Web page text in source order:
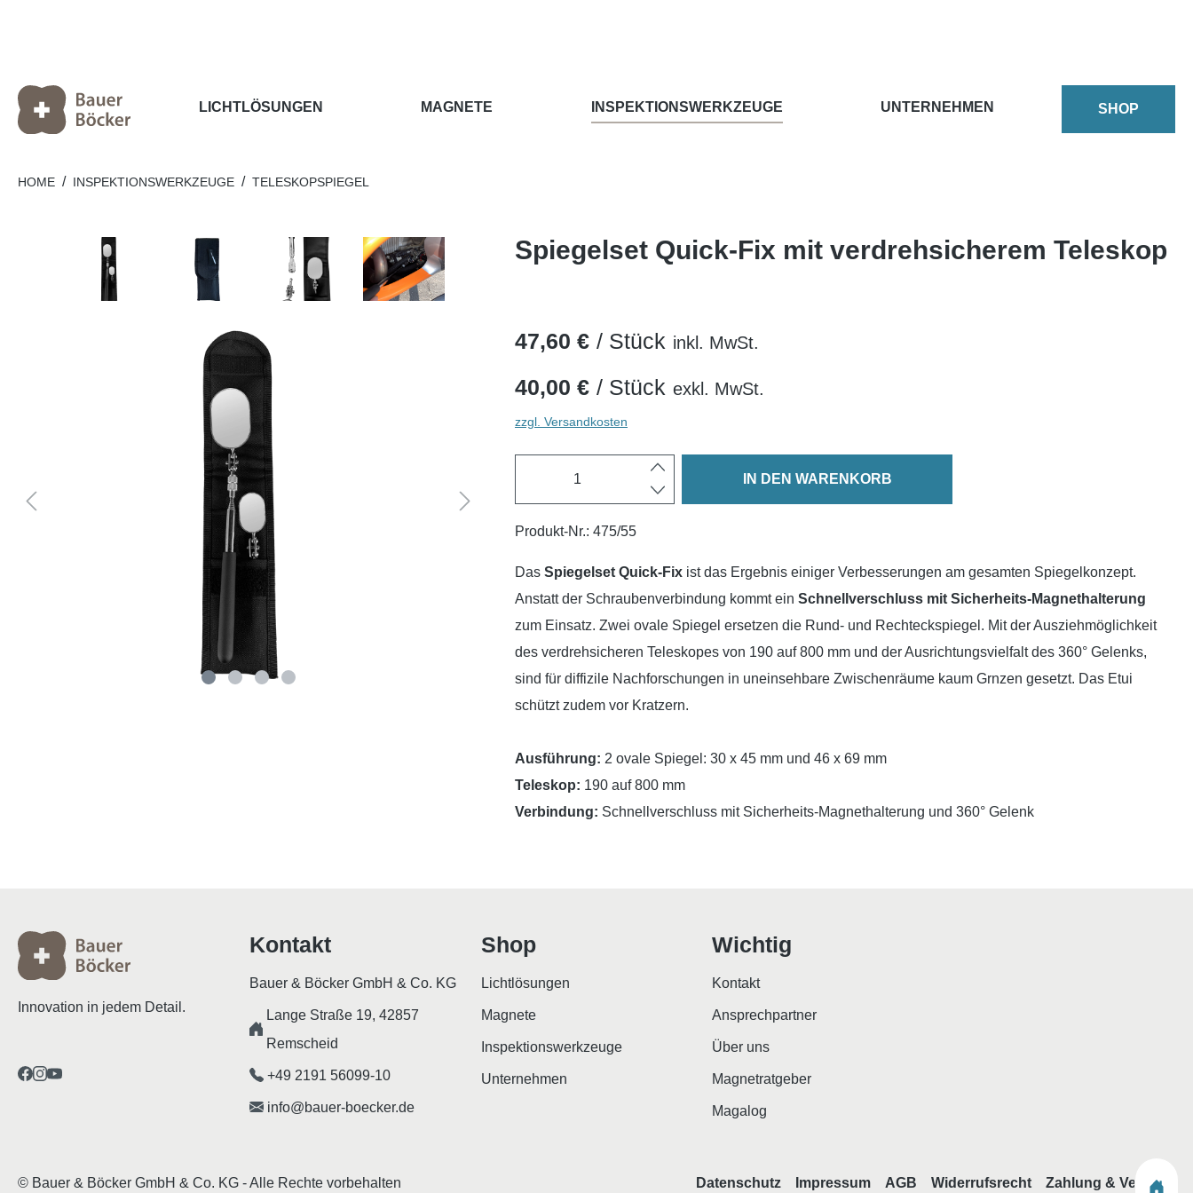
SHOP
LICHTLÖSUNGEN MAGNETE INSPEKTIONSWERKZEUGE UNTERNEHMEN
HOME / INSPEKTIONSWERKZEUGE / TELESKOPSPIEGEL
Spiegelset Quick-Fix mit verdrehsicherem Teleskop
47,60 € / Stück inkl. MwSt.
40,00 € / Stück exkl. MwSt.
zzgl. Versandkosten
IN DEN WARENKORB
Produkt-Nr.: 475/55
Das Spiegelset Quick-Fix ist das Ergebnis einiger Verbesserungen am gesamten Spiegelkonzept.
Anstatt der Schraubenverbindung kommt ein Schnellverschluss mit Sicherheits-Magnethalterung
zum Einsatz. Zwei ovale Spiegel ersetzen die Rund- und Rechteckspiegel. Mit der Ausziehmöglichkeit
des verdrehsicheren Teleskopes von 190 auf 800 mm und der Ausrichtungsvielfalt des 360° Gelenks,
sind für diffizile Nachforschungen in uneinsehbare Zwischenräume kaum Grnzen gesetzt. Das Etui
schützt zudem vor Kratzern.
Ausführung: 2 ovale Spiegel: 30 x 45 mm und 46 x 69 mm
Teleskop: 190 auf 800 mm
Verbindung: Schnellverschluss mit Sicherheits-Magnethalterung und 360° Gelenk
Innovation in jedem Detail.
Kontakt
Bauer & Böcker GmbH & Co. KG
Lange Straße 19, 42857
Remscheid
+49 2191 56099-10
info@bauer-boecker.de
Shop
Lichtlösungen
Magnete
Inspektionswerkzeuge
Unternehmen
Wichtig
Kontakt
Ansprechpartner
Über uns
Magnetratgeber
Magalog
© Bauer & Böcker GmbH & Co. KG - Alle Rechte vorbehalten Datenschutz Impressum AGB Widerrufsrecht Zahlung & Versand